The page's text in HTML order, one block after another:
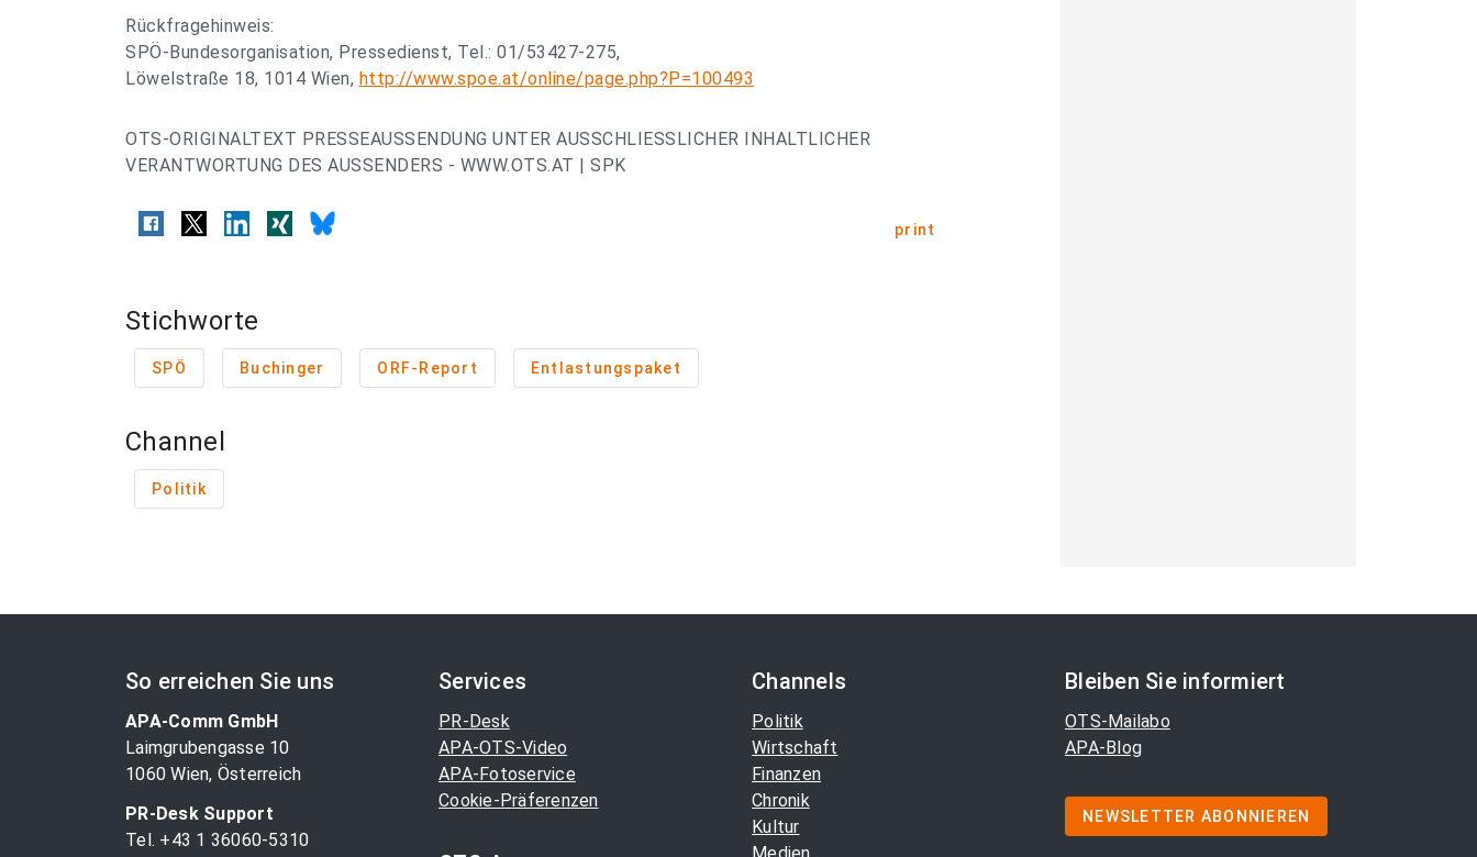
Rückfragehinweis:
SPÖ-Bundesorganisation, Pressedienst, Tel.: 01/53427-275,
Löwelstraße 18, 1014 Wien, http://www.spoe.at/online/page.php?P=100493
OTS-ORIGINALTEXT PRESSEAUSSENDUNG UNTER AUSSCHLIESSLICHER INHALTLICHER
VERANTWORTUNG DES AUSSENDERS - WWW.OTS.AT | SPK
print
Stichworte
SPÖ Buchinger ORF-Report Entlastungspaket
Channel
Politik
So erreichen Sie uns
APA-Comm GmbH
Laimgrubengasse 10
1060 Wien, Österreich
PR-Desk Support
Tel. +43 1 36060-5310
Services
PR-Desk
APA-OTS-Video
APA-Fotoservice
Cookie-Präferenzen
Channels
Politik
Wirtschaft
Finanzen
Chronik
Kultur
Bleiben Sie informiert
OTS-Mailabo
APA-Blog
NEWSLETTER ABONNIEREN